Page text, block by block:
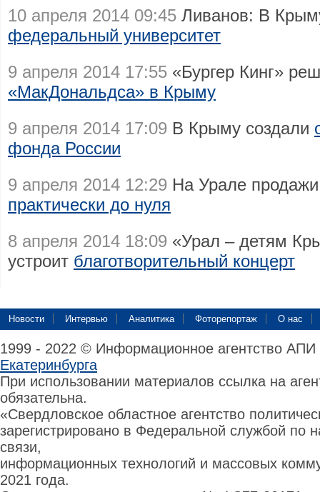
10 апреля 2014 09:45 Ливанов: В
федеральный университет
9 апреля 2014 17:55 «Бургер Кинг»
«МакДональдса» в Крыму
9 апреля 2014 17:09 В Крыму создали
фонда России
9 апреля 2014 12:29 На Урале
практически до нуля
8 апреля 2014 18:09 «Урал – детям
устроит благотворительный концерт
Новости Интервью Аналитика Фоторепортаж О нас
1999 - 2022 © Информационное агентство
Екатеринбурга
При использовании материалов ссылка на
обязательна.
«Свердловское областное агентство
зарегистрировано в Федеральной службой по
связи,
информационных технологий и массовых
2021 года.